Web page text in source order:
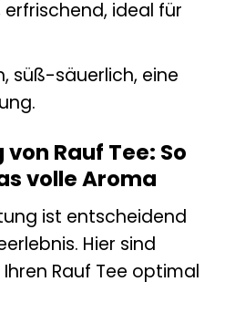
erfrischend, ideal für
süß-säuerlich, eine
Rauf Tee: So
volle Aroma
ist entscheidend
Hier sind
Rauf Tee optimal